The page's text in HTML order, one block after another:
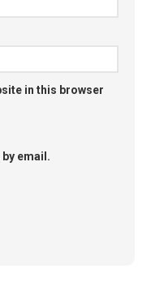
in this browser
email.